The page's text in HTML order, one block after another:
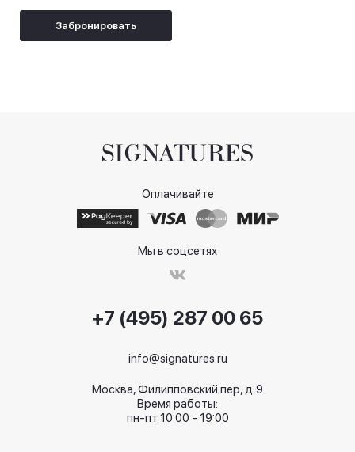
Забронировать
Оплачивайте
Мы в соцсетях
+7 (495) 287 00 65
info@signatures.ru
Москва, Филипповский пер, д.9
Время работы:
пн-пт 10:00 - 19:00